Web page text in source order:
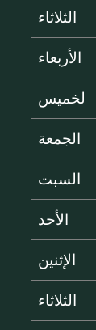
الثلاثاء
الأربعاء
لخميس
الجمعة
السبت
الأحد
الإثنين
الثلاثاء